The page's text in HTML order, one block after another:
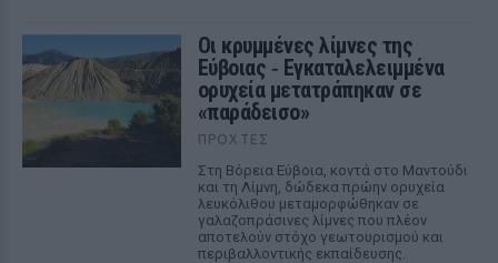
Οι κρυμμένες λίμνες της
Εύβοιας ‑ Εγκαταλελειμμένα
ορυχεία μετατράπηκαν σε
«παράδεισο»
ΠΡΟΧΤΈΣ
Στη Βόρεια Εύβοια, κοντά στο Μαντούδι
και τη Λίμνη, δώδεκα πρώην ορυχεία
λευκόλιθου μεταμορφώθηκαν σε
γαλαζοπράσινες λίμνες που πλέον
αποτελούν στόχο γεωτουρισμού και
περιβαλλοντικής εκπαίδευσης.